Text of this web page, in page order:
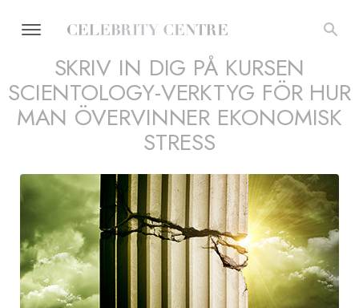
SKRIV IN DIG PÅ KURSEN
SCIENTOLOGY-VERKTYG FÖR HUR
MAN ÖVERVINNER EKONOMISK
STRESS